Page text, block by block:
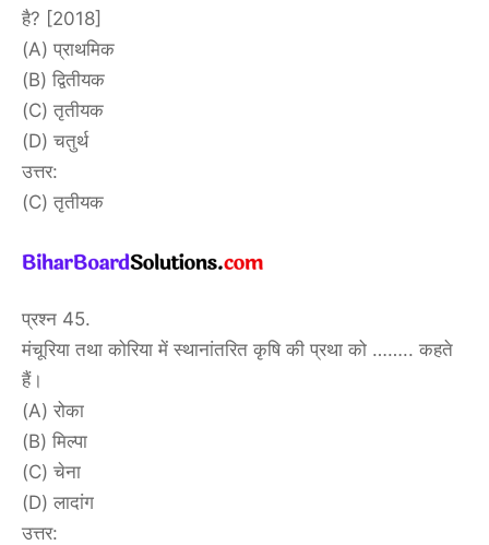
है? [2018]
(A) प्राथमिक
(B) द्वितीयक
(C) तृतीयक
(D) चतुर्थ
उत्तर:
(C) तृतीयक
प्रश्न 45.
मंचूरिया तथा कोरिया में स्थानांतरित कृषि की प्रथा को …….. कहते
हैं।
(A) रोका
(B) मिल्पा
(C) चेना
(D) लादांग
उत्तर: